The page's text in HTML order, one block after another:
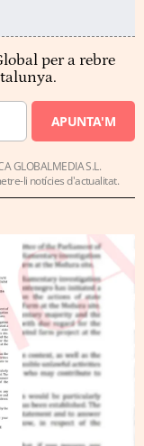
per a rebre
APUNTA'M
GLOBALMEDIA S.L.
li notícies d'actualitat.